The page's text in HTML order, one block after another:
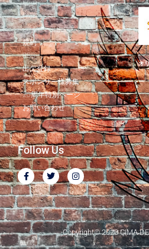
MVP
PARTNER
CIMA SEGUNDO
規約
BBS
出欠登録
スポンサー様募集
20周年特別ページ
お問い合わせ
オ
Follow Us
F
a
c
e
b
o
o
k
-
f
T
w
i
t
t
e
r
I
n
s
t
a
g
r
a
m
Copyright© 2020 CIMA